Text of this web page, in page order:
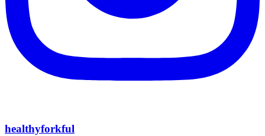
healthyforkful